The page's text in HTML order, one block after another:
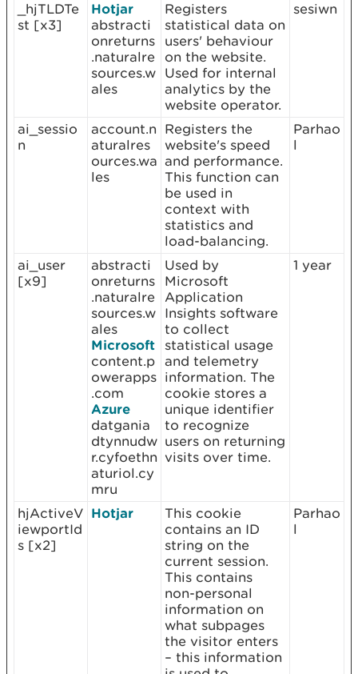
_hjTLDTe
st [x3]
Hotjar
abstracti
onreturns
.naturalre
sources.w
ales
Registers
statistical data on
users' behaviour
on the website.
Used for internal
analytics by the
website operator.
sesiwn
ai_sessio
n
account.n
aturalres
ources.wa
les
Registers the
website's speed
and performance.
This function can
be used in
context with
statistics and
load-balancing.
Parhao
l
ai_user
[x9]
abstracti
onreturns
.naturalre
sources.w
ales
Microsoft
content.p
owerapps
.com
Azure
datgania
dtynnudw
r.cyfoethn
aturiol.cy
mru
Used by
Microsoft
Application
Insights software
to collect
statistical usage
and telemetry
information. The
cookie stores a
unique identifier
to recognize
users on returning
visits over time.
1 year
hjActiveV
iewportId
s [x2]
Hotjar
This cookie
contains an ID
string on the
current session.
This contains
non-personal
information on
what subpages
the visitor enters
– this information
Parhao
l